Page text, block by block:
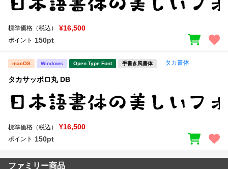
標準価格（税込） ¥16,500
ポイント 150pt
macOS Windows Open Type Font 手書き風書体 タカ書体
タカサッポロ丸 DB
標準価格（税込） ¥16,500
ポイント 150pt
ファミリー商品